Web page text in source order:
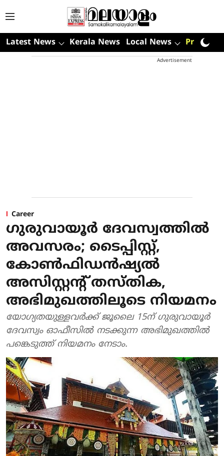
Latest News Kerala News Local News Premium
Advertisement
Career
ഗുരുവായൂർ ദേവസ്വത്തിൽ
അവസരം; ടൈപ്പിസ്റ്റ്,
കോൺഫിഡൻഷ്യൽ
അസിസ്റ്റന്റ് തസ്തിക,
അഭിമുഖത്തിലൂടെ നിയമനം
യോഗ്യതയുള്ളവർക്ക് ജൂലൈ 15ന് ഗുരുവായൂർ
ദേവസ്വം ഓഫീസിൽ നടക്കുന്ന അഭിമുഖത്തിൽ
പങ്കെടുത്ത് നിയമനം നേടാം.